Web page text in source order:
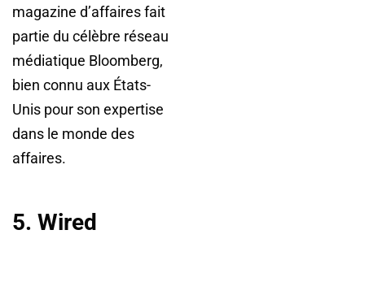
magazine d’affaires fait
partie du célèbre réseau
médiatique Bloomberg,
bien connu aux États-
Unis pour son expertise
dans le monde des
affaires.
5. Wired